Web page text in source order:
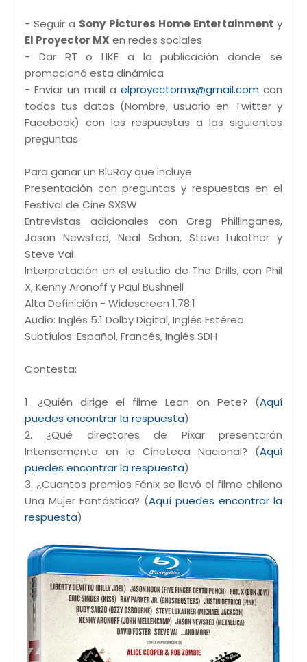
- Seguir a Sony Pictures Home Entertainment y
El Proyector MX en redes sociales
- Dar RT o LIKE a la publicación donde se
promocionó esta dinámica
- Enviar un mail a elproyectormx@gmail.com con
todos tus datos (Nombre, usuario en Twitter y
Facebook) con las respuestas a las siguientes
preguntas
Para ganar un BluRay que incluye
Presentación con preguntas y respuestas en el
Festival de Cine SXSW
Entrevistas adicionales con Greg Phillinganes,
Jason Newsted, Neal Schon, Steve Lukather y
Steve Vai
Interpretación en el estudio de The Drills, con Phil
X, Kenny Aronoff y Paul Bushnell
Alta Definición - Widescreen 1.78:1
Audio: Inglés 5.1 Dolby Digital, Inglés Estéreo
Subtíulos: Español, Francés, Inglés SDH
Contesta:
1. ¿Quién dirige el filme Lean on Pete? (Aquí
puedes encontrar la respuesta)
2. ¿Qué directores de Pixar presentarán
Intensamente en la Cineteca Nacional? (Aquí
puedes encontrar la respuesta)
3. ¿Cuantos premios Fénix se llevó el filme chileno
Una Mujer Fantástica? (Aquí puedes encontrar la
respuesta)